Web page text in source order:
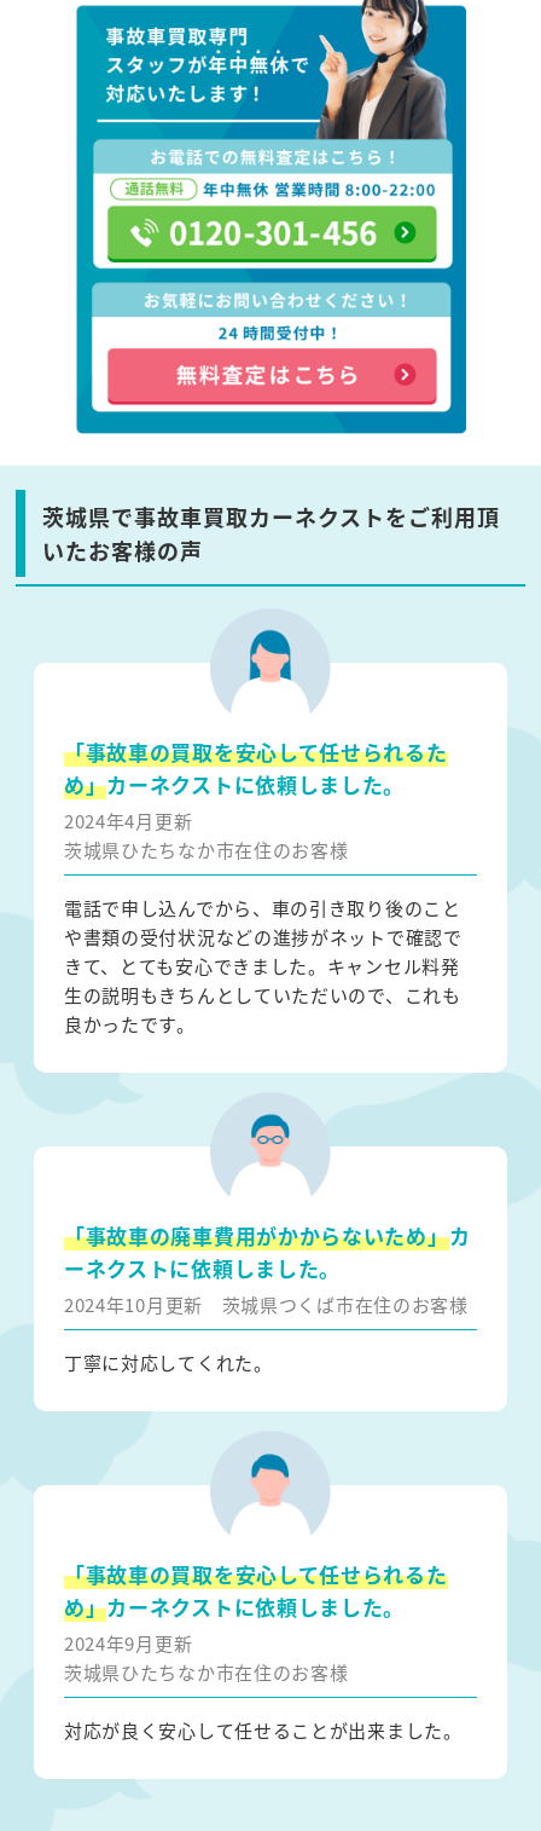
茨城県で事故車買取カーネクストをご利用頂
いたお客様の声
「事故車の買取を安心して任せられるた
め」カーネクストに依頼しました。
2024年4月更新
茨城県ひたちなか市在住のお客様
電話で申し込んでから、車の引き取り後のこと
や書類の受付状況などの進捗がネットで確認で
きて、とても安心できました。キャンセル料発
生の説明もきちんとしていただいので、これも
良かったです。
「事故車の廃車費用がかからないため」カ
ーネクストに依頼しました。
2024年10月更新 茨城県つくば市在住のお客様
丁寧に対応してくれた。
「事故車の買取を安心して任せられるた
め」カーネクストに依頼しました。
2024年9月更新
茨城県ひたちなか市在住のお客様
対応が良く安心して任せることが出来ました。